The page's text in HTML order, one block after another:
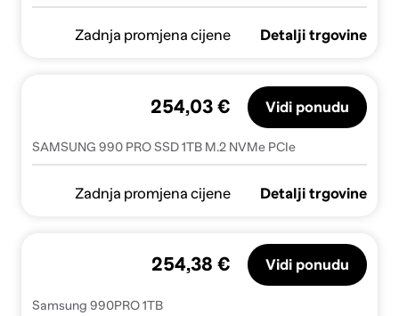
Zadnja promjena cijene Detalji trgovine
SAMSUNG 990 PRO SSD 1TB M.2 NVMe PCIe
254,03 € Vidi ponudu
Zadnja promjena cijene Detalji trgovine
Samsung 990PRO 1TB
254,38 € Vidi ponudu